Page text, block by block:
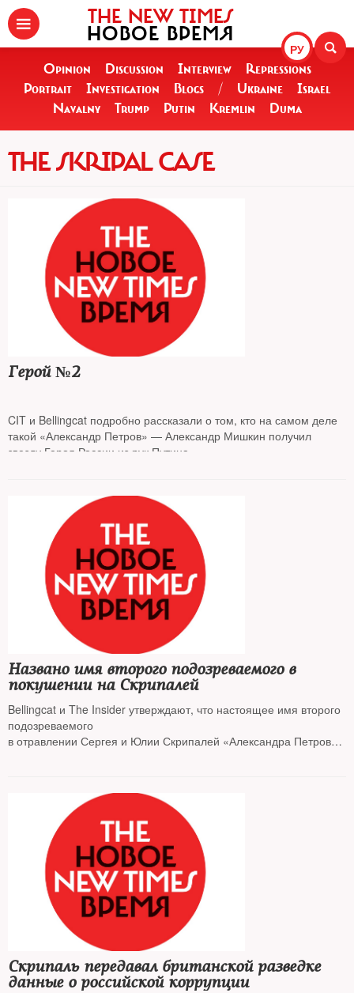
РУ
THE NEW TIMES
НОВОЕ ВРЕМЯ
Opinion Discussion Interview
Repressions
Portrait
Investigation Blogs / Ukraine
Israel
Navalny
Trump Putin Kremlin Duma
THE SKRIPAL CASE
Герой №2
CIT и Bellingcat подробно рассказали о том, кто на самом деле
такой «Александр Петров» — Александр Мишкин получил
звезду Героя России из рук Путина
Названо имя второго подозреваемого в
покушении на Скрипалей
Bellingcat и The Insider утверждают, что настоящее имя второго
подозреваемого
в отравлении Сергея и Юлии Скрипалей «Александра Петрова»
Скрипаль передавал британской разведке
данные о российской коррупции